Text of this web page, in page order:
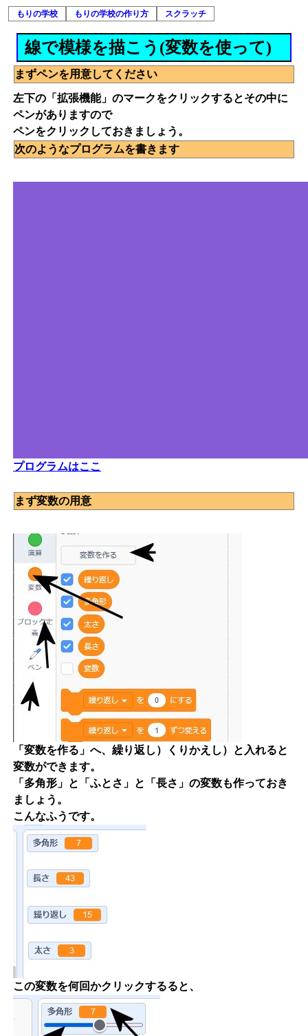
もりの学校 もりの学校の作り方 スクラッチ
線で模様を描こう(変数を使って)
まずペンを用意してください
左下の「拡張機能」のマークをクリックするとその中に
ペンがありますので
ペンをクリックしておきましょう。
次のようなプログラムを書きます
プログラムはここ
まず変数の用意
「変数を作る」へ、繰り返し）くりかえし）と入れると
変数ができます。
「多角形」と「ふとさ」と「長さ」の変数も作っておき
ましょう。
こんなふうです。
この変数を何回かクリックするると、